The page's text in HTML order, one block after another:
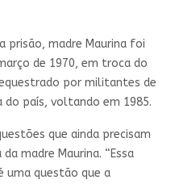
prisão, madre Maurina foi
de 1970, em troca do
por militantes de
do país, voltando em 1985.
que ainda precisam
madre Maurina. “Essa
questão que a